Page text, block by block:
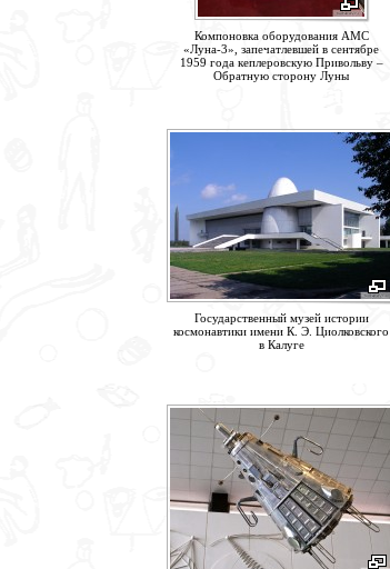
Компоновка оборудования АМС
«Луна-3», запечатлевшей в сентябре
1959 года кеплеровскую Привольву –
Обратную сторону Луны
Государственный музей истории
космонавтики имени К. Э. Циолковского
в Калуге